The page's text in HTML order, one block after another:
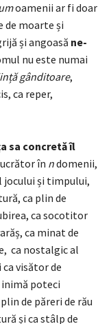
oamenii ar fi doar
moarte și
și angoasă ne-
nu este numai
gânditoare,
ca reper,
sa concretă îl
în ndomenii,
jocului și timpului,
ca plin de
ca socotitor
ca minat de
ca nostalgic al
visător de
poteci
de păreri de rău
și ca stâlp de